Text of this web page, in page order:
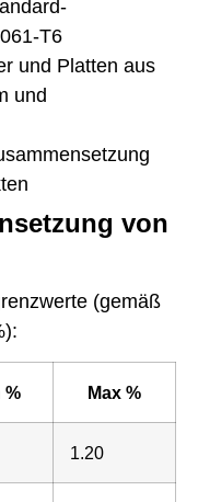
T6
und Platten aus
und
von
(gemäß
% Max %
1.20